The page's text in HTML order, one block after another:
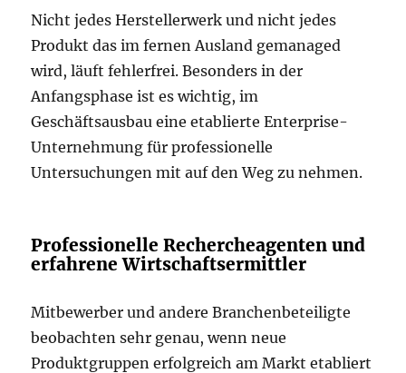
Nicht jedes Herstellerwerk und nicht jedes
Produkt das im fernen Ausland gemanaged
wird, läuft fehlerfrei. Besonders in der
Anfangsphase ist es wichtig, im
Geschäftsausbau eine etablierte Enterprise-
Unternehmung für professionelle
Untersuchungen mit auf den Weg zu nehmen.
Professionelle Rechercheagenten und
erfahrene Wirtschaftsermittler
Mitbewerber und andere Branchenbeteiligte
beobachten sehr genau, wenn neue
Produktgruppen erfolgreich am Markt etabliert